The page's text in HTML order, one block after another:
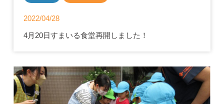
2022/04/28
4月20日すまいる食堂再開しました！